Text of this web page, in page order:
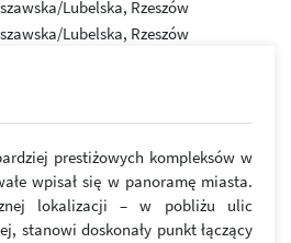
prestiżowych kompleksów w
wpisał się w panoramę miasta.
lokalizacji – w pobliżu ulic
stanowi doskonały punkt łączący